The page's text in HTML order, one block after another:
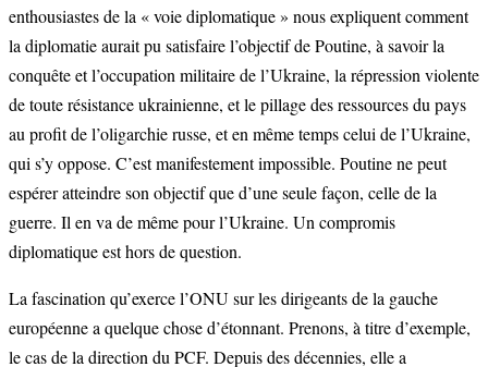
enthousiastes de la « voie diplomatique » nous expliquent comment
la diplomatie aurait pu satisfaire l’objectif de Poutine, à savoir la
conquête et l’occupation militaire de l’Ukraine, la répression violente
de toute résistance ukrainienne, et le pillage des ressources du pays
au profit de l’oligarchie russe, et en même temps celui de l’Ukraine,
qui s’y oppose. C’est manifestement impossible. Poutine ne peut
espérer atteindre son objectif que d’une seule façon, celle de la
guerre. Il en va de même pour l’Ukraine. Un compromis
diplomatique est hors de question.
La fascination qu’exerce l’ONU sur les dirigeants de la gauche
européenne a quelque chose d’étonnant. Prenons, à titre d’exemple,
le cas de la direction du PCF. Depuis des décennies, elle a